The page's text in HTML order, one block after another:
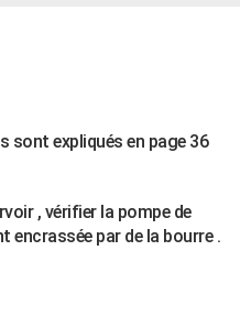
sont expliqués en page 36
, vérifier la pompe de
encrassée par de la bourre .